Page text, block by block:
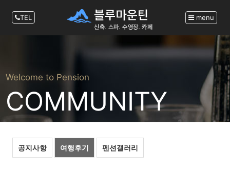
TEL menu
Welcome to Pension
COMMUNITY
공지사항 여행후기 펜션갤러리